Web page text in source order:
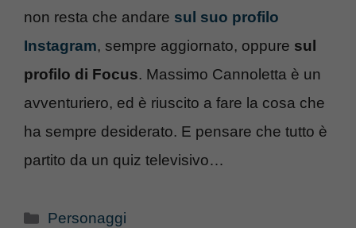
non resta che andare sul suo profilo
Instagram, sempre aggiornato, oppure sul
profilo di Focus. Massimo Cannoletta è un
avventuriero, ed è riuscito a fare la cosa che
ha sempre desiderato. E pensare che tutto è
partito da un quiz televisivo…
Categorie
Personaggi